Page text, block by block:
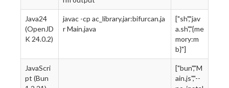
Java24
(OpenJD
K 24.0.2)
javac -cp ac_library.jar:bifurcan.ja
r Main.java
["sh","jav
a.sh","{me
mory:m
b}"]
JavaScri
pt (Bun
["bun","M
ain.js","--